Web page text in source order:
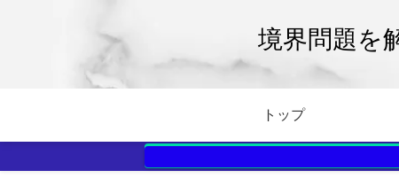
境界問題を
トップ